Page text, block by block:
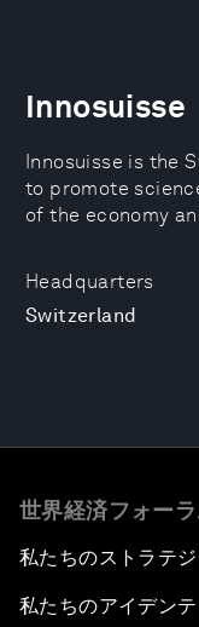
Headquarters
Switzerland
Innosuisse
Innosuisse is the
to promote
of the economy
世界経済フォー
私たちのストラテ
私たちのアイデンテ